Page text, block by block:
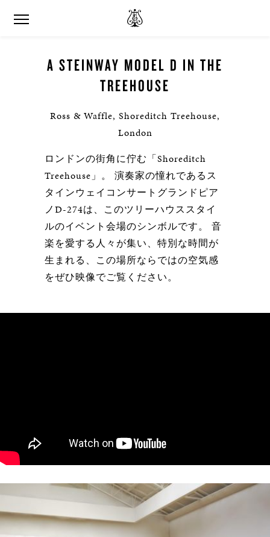
A STEINWAY MODEL D IN THE
TREEHOUSE
Ross & Waffle, Shoreditch Treehouse,
London
ロンドンの街角に佇む「Shoreditch
Treehouse」。 演奏家の憧れであるス
タインウェイコンサートグランドピア
ノD-274は、このツリーハウススタイ
ルのイベント会場のシンボルです。 音
楽を愛する人々が集い、特別な時間が
生まれる、この場所ならではの空気感
をぜひ映像でご覧ください。